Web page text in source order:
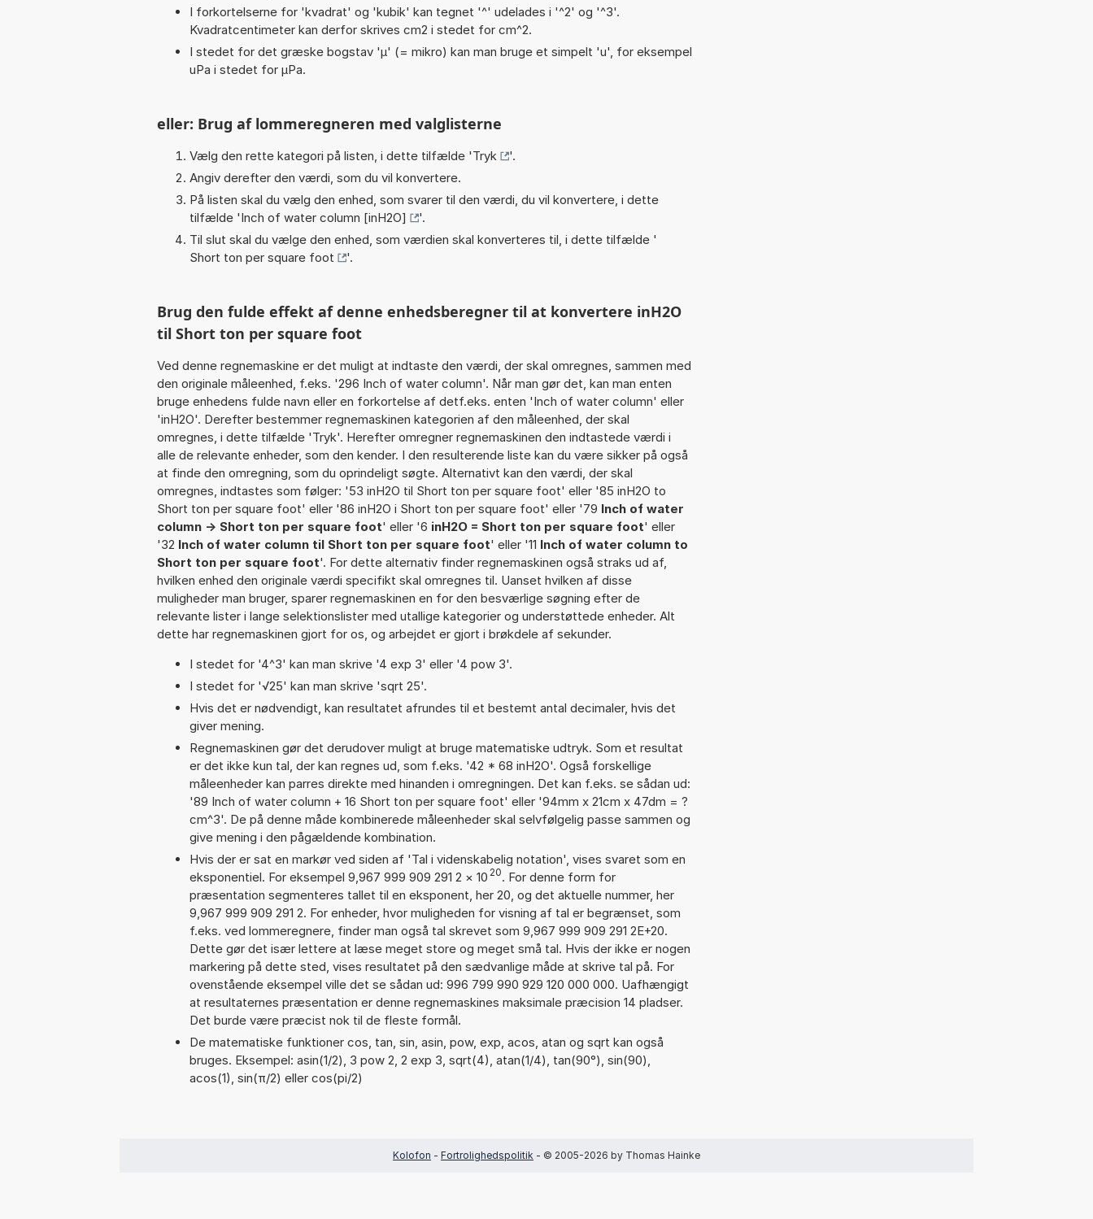
I forkortelserne for 'kvadrat' og 'kubik' kan tegnet '^' udelades i '^2' og '^3'.
Kvadratcentimeter kan derfor skrives cm2 i stedet for cm^2.
I stedet for det græske bogstav 'µ' (= mikro) kan man bruge et simpelt 'u', for eksempel
uPa i stedet for µPa.
eller: Brug af lommeregneren med valglisterne
Vælg den rette kategori på listen, i dette tilfælde 'Tryk
'.
Angiv derefter den værdi, som du vil konvertere.
På listen skal du vælg den enhed, som svarer til den værdi, du vil konvertere, i dette
tilfælde 'Inch of water column [inH2O]
'.
Til slut skal du vælge den enhed, som værdien skal konverteres til, i dette tilfælde '
Short ton per square foot
'.
Brug den fulde effekt af denne enhedsberegner til at konvertere inH2O
til Short ton per square foot
Ved denne regnemaskine er det muligt at indtaste den værdi, der skal omregnes, sammen med
den originale måleenhed, f.eks. '296 Inch of water column'. Når man gør det, kan man enten
bruge enhedens fulde navn eller en forkortelse af detf.eks. enten 'Inch of water column' eller
'inH2O'. Derefter bestemmer regnemaskinen kategorien af den måleenhed, der skal
omregnes, i dette tilfælde 'Tryk'. Herefter omregner regnemaskinen den indtastede værdi i
alle de relevante enheder, som den kender. I den resulterende liste kan du være sikker på også
at finde den omregning, som du oprindeligt søgte. Alternativt kan den værdi, der skal
omregnes, indtastes som følger: '53 inH2O til Short ton per square foot' eller '85 inH2O to
Short ton per square foot' eller '86 inH2O i Short ton per square foot' eller '79 Inch of water
column -> Short ton per square foot' eller '6 inH2O = Short ton per square foot' eller
'32 Inch of water column til Short ton per square foot' eller '11 Inch of water column to
Short ton per square foot'. For dette alternativ finder regnemaskinen også straks ud af,
hvilken enhed den originale værdi specifikt skal omregnes til. Uanset hvilken af disse
muligheder man bruger, sparer regnemaskinen en for den besværlige søgning efter de
relevante lister i lange selektionslister med utallige kategorier og understøttede enheder. Alt
dette har regnemaskinen gjort for os, og arbejdet er gjort i brøkdele af sekunder.
I stedet for '4^3' kan man skrive '4 exp 3' eller '4 pow 3'.
I stedet for '√25' kan man skrive 'sqrt 25'.
Hvis det er nødvendigt, kan resultatet afrundes til et bestemt antal decimaler, hvis det
giver mening.
Regnemaskinen gør det derudover muligt at bruge matematiske udtryk. Som et resultat
er det ikke kun tal, der kan regnes ud, som f.eks. '42 * 68 inH2O'. Også forskellige
måleenheder kan parres direkte med hinanden i omregningen. Det kan f.eks. se sådan ud:
'89 Inch of water column + 16 Short ton per square foot' eller '94mm x 21cm x 47dm = ?
cm^3'. De på denne måde kombinerede måleenheder skal selvfølgelig passe sammen og
give mening i den pågældende kombination.
Hvis der er sat en markør ved siden af 'Tal i videnskabelig notation', vises svaret som en
eksponentiel. For eksempel 9,967 999 909 291 2 × 10 20. For denne form for
præsentation segmenteres tallet til en eksponent, her 20, og det aktuelle nummer, her
9,967 999 909 291 2. For enheder, hvor muligheden for visning af tal er begrænset, som
f.eks. ved lommeregnere, finder man også tal skrevet som 9,967 999 909 291 2E+20.
Dette gør det især lettere at læse meget store og meget små tal. Hvis der ikke er nogen
markering på dette sted, vises resultatet på den sædvanlige måde at skrive tal på. For
ovenstående eksempel ville det se sådan ud: 996 799 990 929 120 000 000. Uafhængigt
at resultaternes præsentation er denne regnemaskines maksimale præcision 14 pladser.
Det burde være præcist nok til de fleste formål.
De matematiske funktioner cos, tan, sin, asin, pow, exp, acos, atan og sqrt kan også
bruges. Eksempel: asin(1/2), 3 pow 2, 2 exp 3, sqrt(4), atan(1/4), tan(90°), sin(90),
acos(1), sin(π/2) eller cos(pi/2)
Kolofon - Fortrolighedspolitik - © 2005-2026 by Thomas Hainke